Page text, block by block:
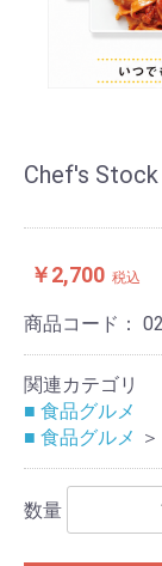
Chef's Stock
￥2,700 税込
商品コード：
関連カテゴリ
■ 食品グルメ
■ 食品グルメ ＞
数量